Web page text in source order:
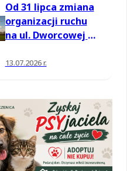
Od 31 lipca zmiana
organizacji ruchu
na ul. Dworcowej w
13.07.2026 r.